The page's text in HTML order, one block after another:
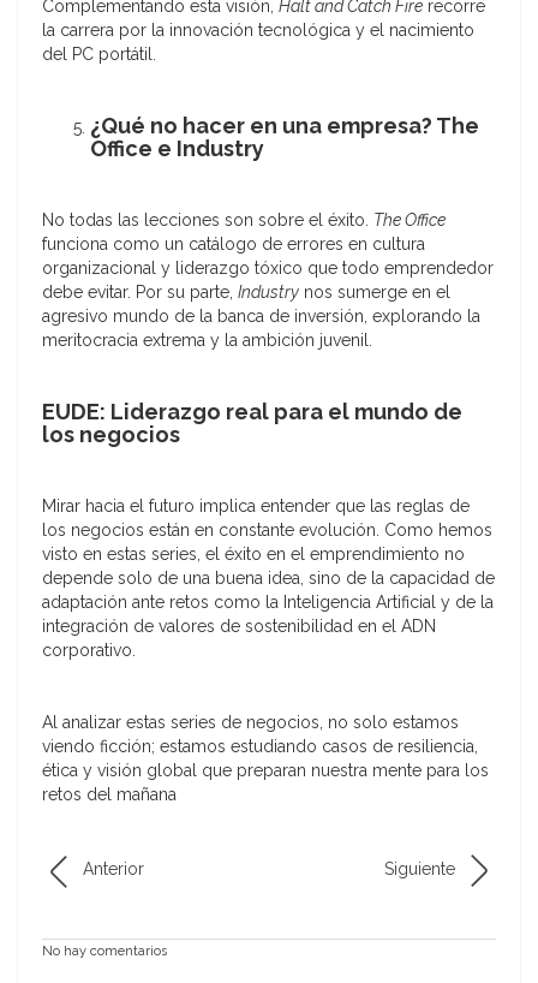
Complementando esta visión, Halt and Catch Fire recorre
la carrera por la innovación tecnológica y el nacimiento
del PC portátil.
¿Qué no hacer en una empresa? The
Office e Industry
No todas las lecciones son sobre el éxito. The Office
funciona como un catálogo de errores en cultura
organizacional y liderazgo tóxico que todo emprendedor
debe evitar. Por su parte, Industry nos sumerge en el
agresivo mundo de la banca de inversión, explorando la
meritocracia extrema y la ambición juvenil.
EUDE: Liderazgo real para el mundo de
los negocios
Mirar hacia el futuro implica entender que las reglas de
los negocios están en constante evolución. Como hemos
visto en estas series, el éxito en el emprendimiento no
depende solo de una buena idea, sino de la capacidad de
adaptación ante retos como la Inteligencia Artificial y de la
integración de valores de sostenibilidad en el ADN
corporativo.
Al analizar estas series de negocios, no solo estamos
viendo ficción; estamos estudiando casos de resiliencia,
ética y visión global que preparan nuestra mente para los
retos del mañana
Anterior Siguiente
No hay comentarios